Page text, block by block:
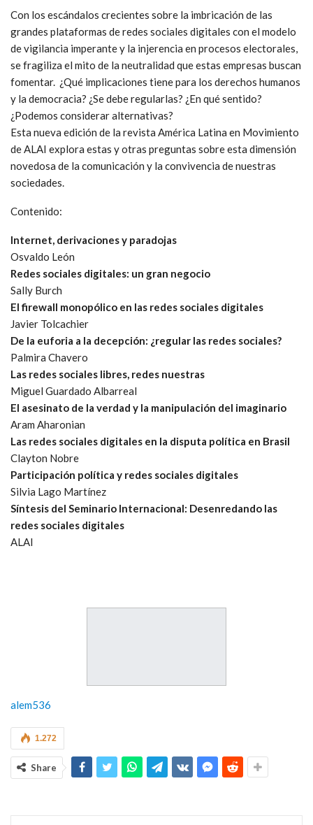
Con los escándalos crecientes sobre la imbricación de las
grandes plataformas de redes sociales digitales con el modelo
de vigilancia imperante y la injerencia en procesos electorales,
se fragiliza el mito de la neutralidad que estas empresas buscan
fomentar. ¿Qué implicaciones tiene para los derechos humanos
y la democracia? ¿Se debe regularlas? ¿En qué sentido?
¿Podemos considerar alternativas?
Esta nueva edición de la revista América Latina en Movimiento
de ALAI explora estas y otras preguntas sobre esta dimensión
novedosa de la comunicación y la convivencia de nuestras
sociedades.
Contenido:
Internet, derivaciones y paradojas
Osvaldo León
Redes sociales digitales: un gran negocio
Sally Burch
El firewall monopólico en las redes sociales digitales
Javier Tolcachier
De la euforia a la decepción: ¿regular las redes sociales?
Palmira Chavero
Las redes sociales libres, redes nuestras
Miguel Guardado Albarreal
El asesinato de la verdad y la manipulación del imaginario
Aram Aharonian
Las redes sociales digitales en la disputa política en Brasil
Clayton Nobre
Participación política y redes sociales digitales
Silvia Lago Martínez
Síntesis del Seminario Internacional: Desenredando las
redes sociales digitales
ALAI
alem536
1.272
Share